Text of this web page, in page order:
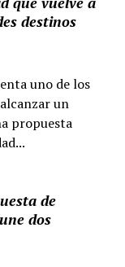
destinos
uno de los
un
propuesta
de
dos